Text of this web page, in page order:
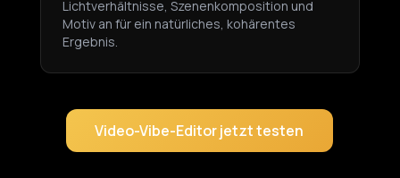
Lichtverhältnisse, Szenenkomposition und
Motiv an für ein natürliches, kohärentes
Ergebnis.
Video-Vibe-Editor jetzt testen